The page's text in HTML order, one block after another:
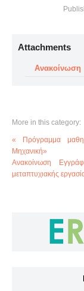
Attachments
Ανακοίνωση
More in this category:
« Πρόγραμμα
Μηχανική»
Ανακοίνωση
μεταπτυχιακής